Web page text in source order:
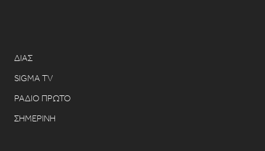
ΔΙΑΣ
SIGMA TV
ΡΑΔΙΟ ΠΡΩΤΟ
ΣΗΜΕΡΙΝΗ